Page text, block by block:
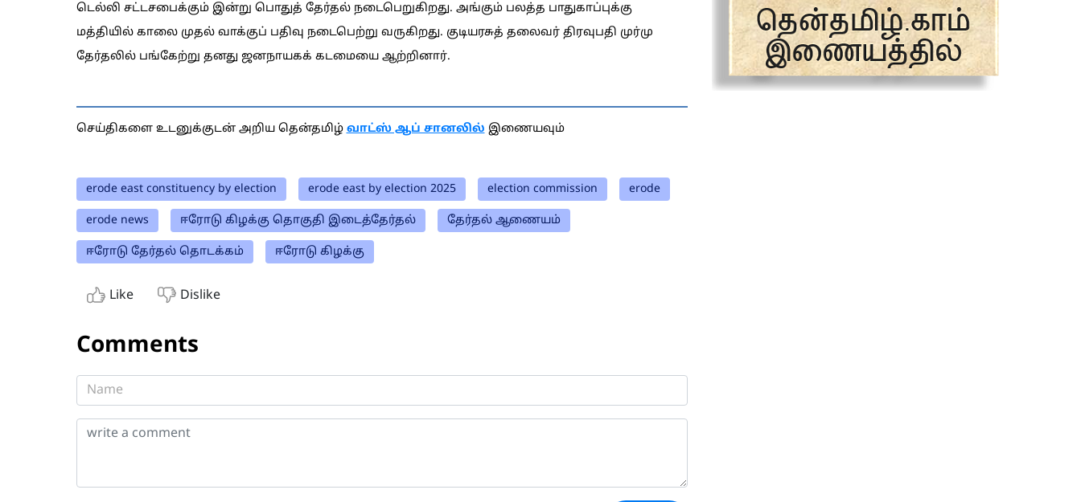
டெல்லி சட்டசபைக்கும் இன்று பொதுத் தேர்தல் நடைபெறுகிறது. அங்கும் பலத்த பாதுகாப்புக்கு
மத்தியில் காலை முதல் வாக்குப் பதிவு நடைபெற்று வருகிறது. குடியரசுத் தலைவர் திரவுபதி முர்மு
தேர்தலில் பங்கேற்று தனது ஜனநாயகக் கடமையை ஆற்றினார்.
செய்திகளை உடனுக்குடன் அறிய தென்தமிழ் வாட்ஸ் ஆப் சானலில் இணையவும்
erode east constituency by election erode east by election 2025 election commission erode
erode news ஈரோடு கிழக்கு தொகுதி இடைத்தேர்தல் தேர்தல் ஆணையம்
ஈரோடு தேர்தல் தொடக்கம் ஈரோடு கிழக்கு
Like Dislike
Comments